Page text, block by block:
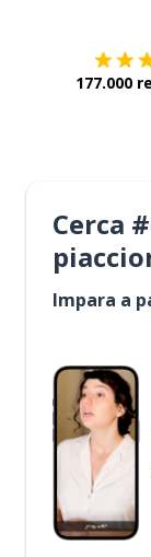
177.000
Cerca
Impara a